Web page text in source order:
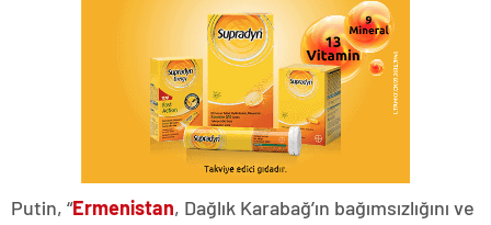
Putin, “Ermenistan, Dağlık Karabağ’ın bağımsızlığını ve